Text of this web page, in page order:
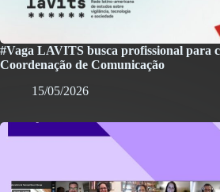
#Vaga LAVITS busca profissional para
Coordenação de Comunicação
15/05/2026